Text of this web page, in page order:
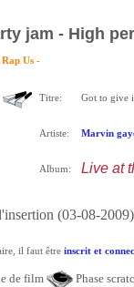
jam - High
Rap Us -
Titre: Got to give
Artiste: Marvin
Album: Live at
(03-08-
il faut être inscrit et
de film Phase